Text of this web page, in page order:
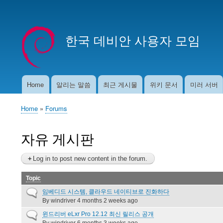
account
menu
한국 데비안 사용자 모임
MainHome 알리는 말씀 최근 게시물 위키 문서 미러 서버
Breadcrumb
Home Forums
자유 게시판
Log in to post new content in the forum.
Topic
Normal
topic
임베디드 시스템, 클라우드 네이티브로 진화하다
By windriver 4 months 2 weeks ago
Normal윈드리버 eLxr Pro 12.12 최신 릴리스 공개